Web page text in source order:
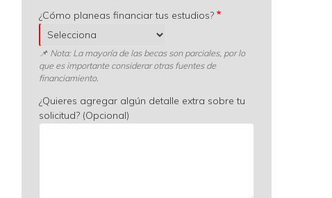
¿Cómo planeas financiar tus estudios?
📌 Nota: La mayoría de las becas son parciales, por lo
que es importante considerar otras fuentes de
financiamiento.
¿Quieres agregar algún detalle extra sobre tu
solicitud? (Opcional)